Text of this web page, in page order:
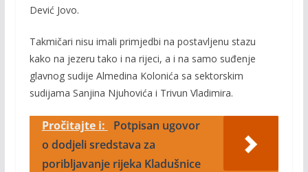
Dević Jovo.
Takmičari nisu imali primjedbi na postavljenu stazu
kako na jezeru tako i na rijeci, a i na samo suđenje
glavnog sudije Almedina Kolonića sa sektorskim
sudijama Sanjina Njuhovića i Trivun Vladimira.
Pročitajte i:
Potpisan ugovor
o dodjeli sredstava za
poribljavanje rijeka Kladušnice